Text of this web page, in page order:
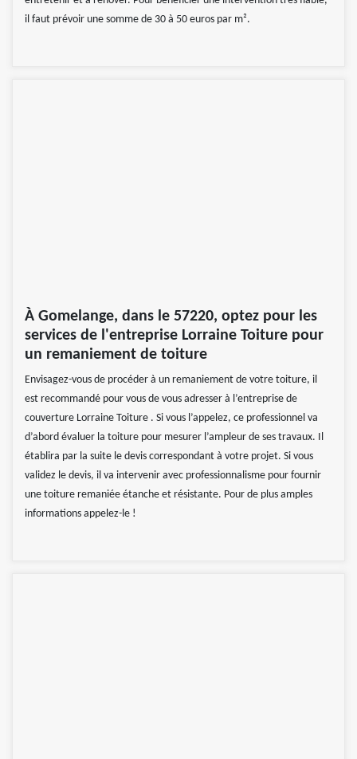
il faut prévoir une somme de 30 à 50 euros par m².
À Gomelange, dans le 57220, optez pour les
services de l'entreprise Lorraine Toiture pour
un remaniement de toiture
Envisagez-vous de procéder à un remaniement de votre toiture, il
est recommandé pour vous de vous adresser à l’entreprise de
couverture Lorraine Toiture . Si vous l’appelez, ce professionnel va
d’abord évaluer la toiture pour mesurer l’ampleur de ses travaux. Il
établira par la suite le devis correspondant à votre projet. Si vous
validez le devis, il va intervenir avec professionnalisme pour fournir
une toiture remaniée étanche et résistante. Pour de plus amples
informations appelez-le !